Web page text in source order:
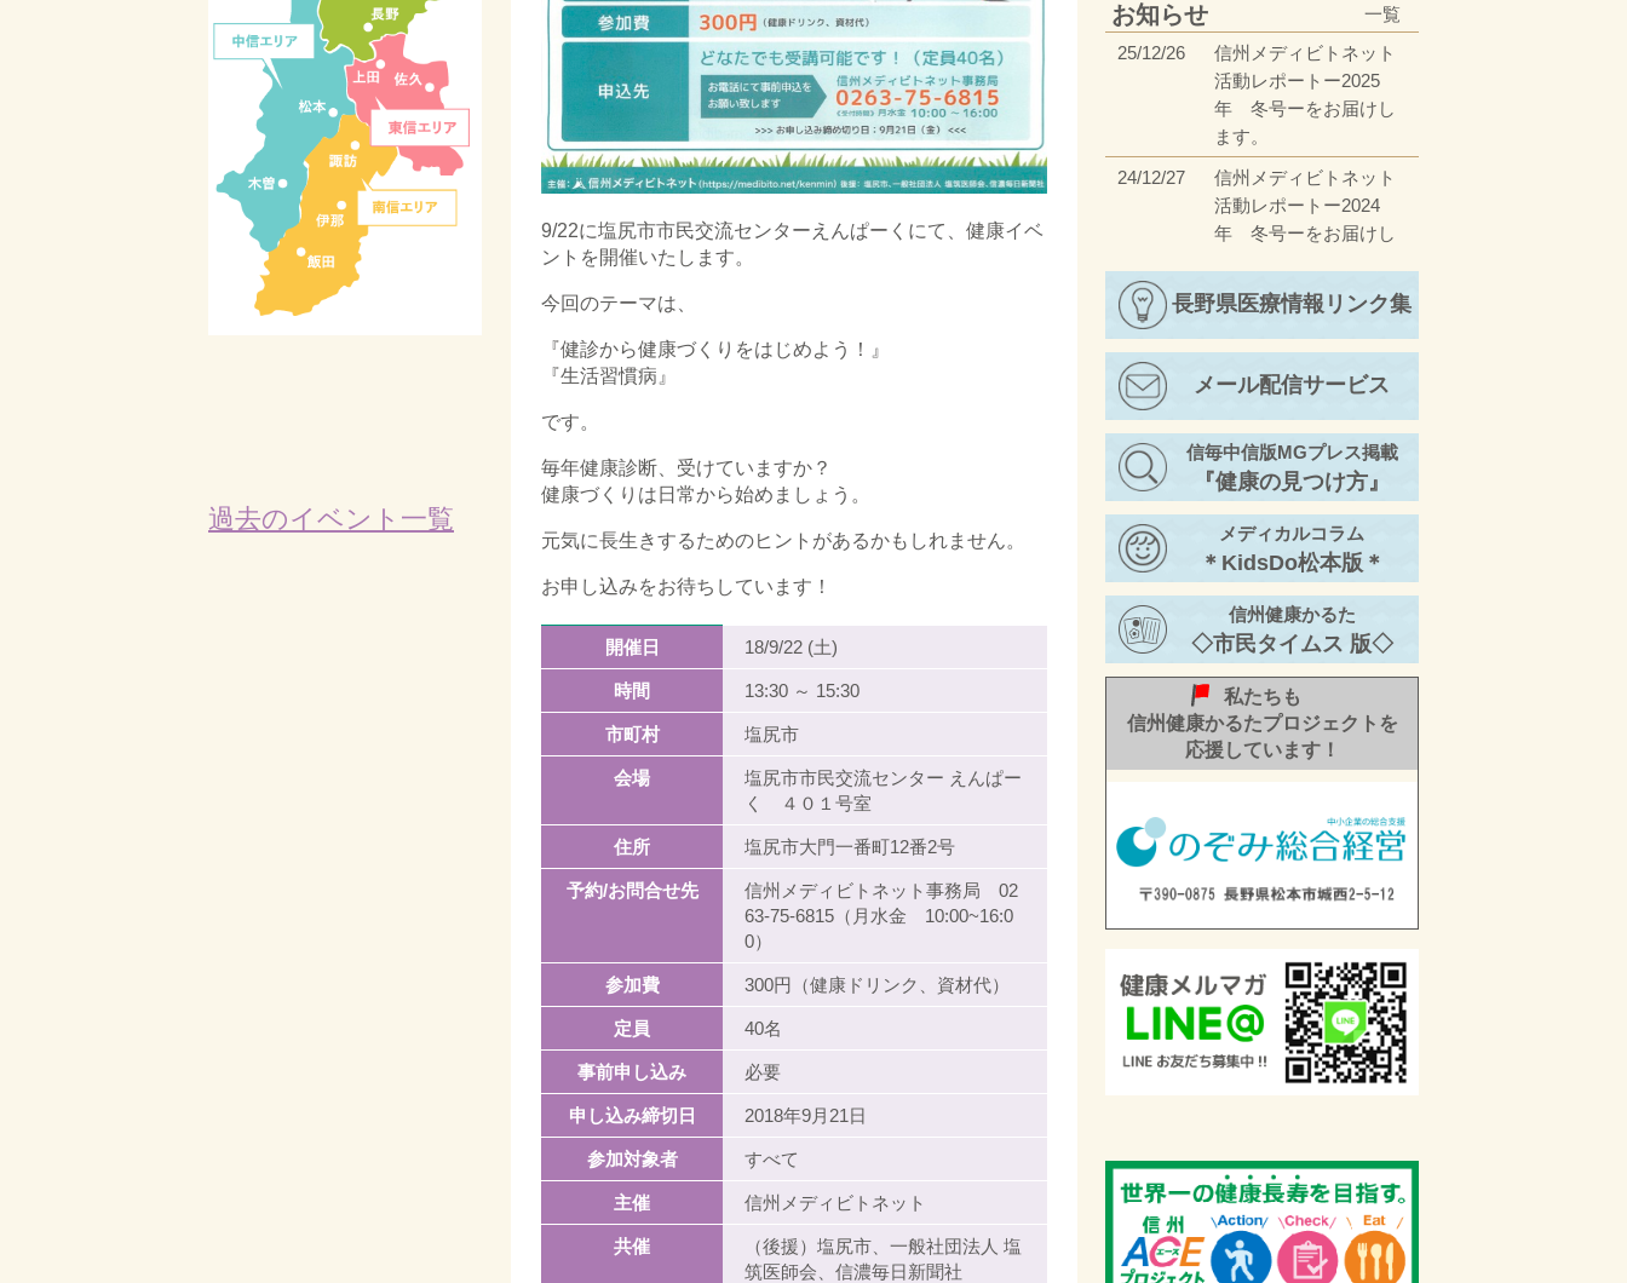
過去のイベント一覧
9/22に塩尻市市民交流センターえんぱーくにて、健康イベ
ントを開催いたします。
今回のテーマは、
『健診から健康づくりをはじめよう！』
『生活習慣病』
です。
毎年健康診断、受けていますか？
健康づくりは日常から始めましょう。
元気に長生きするためのヒントがあるかもしれません。
お申し込みをお待ちしています！
開催日 18/9/22 (土)
時間 13:30 ～ 15:30
市町村 塩尻市
会場
塩尻市市民交流センター えんぱー
く ４０１号室
住所 塩尻市大門一番町12番2号
予約/お問合せ先
信州メディビトネット事務局 02
63-75-6815（月水金 10:00~16:0
0）
参加費 300円（健康ドリンク、資材代）
定員 40名
事前申し込み 必要
申し込み締切日 2018年9月21日
参加対象者 すべて
主催 信州メディビトネット
共催
（後援）塩尻市、一般社団法人 塩
筑医師会、信濃毎日新聞社
一覧
お知らせ
25/12/26
信州メディビトネット
活動レポートー2025
年 冬号ーをお届けし
ます。
24/12/27
信州メディビトネット
活動レポートー2024
年 冬号ーをお届けし
23/12/27
信州メディビトネット
年 冬号ーをお届けし
ます。
23/4/17
信州メディビトネット
活動レポートー2023
年 春号ーをお届けし
ます。
22/11/30
信州メディビトネット
活動レポートー2022
年 秋号②ーをお届け
します。
長野県医療情報リンク集
メール配信サービス
信毎中信版MGプレス掲載
『健康の見つけ方』
メディカルコラム
＊KidsDo松本版＊
信州健康かるた
◇市民タイムス 版◇
私たちも
信州健康かるたプロジェクトを
応援しています！